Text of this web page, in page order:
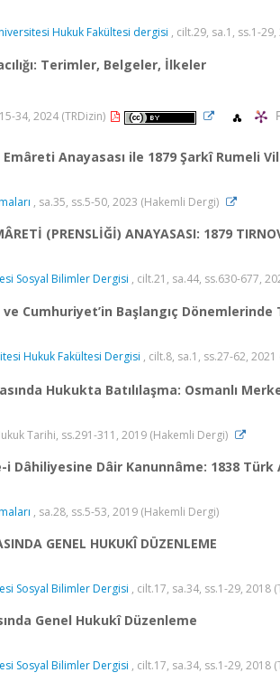
Hukuk Fakültesi dergisi , cilt.29, sa.1, ss.1-
Terimler, Belgeler, İlkeler
34, 2024 (TRDizin)
Anayasası ile 1879 Şarkî Rumeli
, sa.35, ss.5-50, 2023 (Hakemli Dergi)
(PRENSLİĞİ) ANAYASASI: 1879
Sosyal Bilimler Dergisi , cilt.21, sa.44, ss.630-677,
Cumhuriyet’in Başlangıç Dönemlerinde
Hukuk Fakültesi Dergisi , cilt.8, sa.1, ss.27-62, 2021
Hukukta Batılılaşma: Osmanlı
Tarihi, ss.291-311, 2019 (Hakemli Dergi)
i Dâhiliyesine Dâir Kanunnâme: 1838
, sa.28, ss.5-53, 2019 (Hakemli Dergi)
GENEL HUKUKÎ DÜZENLEME
Sosyal Bilimler Dergisi , cilt.17, sa.34, ss.1-29, 2018
Genel Hukukî Düzenleme
Sosyal Bilimler Dergisi , cilt.17, sa.34, ss.1-29, 2018